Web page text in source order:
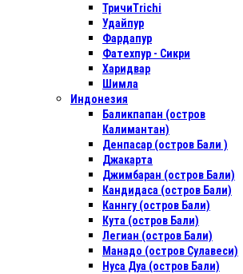
ТричиTrichi
Удайпур
Фардапур
Фатехпур - Сикри
Харидвар
Шимла
Индонезия
Баликпапан (остров
Калимантан)
Денпасар (остров Бали )
Джакарта
Джимбаран (остров Бали)
Кандидаса (остров Бали)
Каннгу (остров Бали)
Кута (остров Бали)
Легиан (остров Бали)
Манадо (остров Сулавеси)
Нуса Дуа (остров Бали)